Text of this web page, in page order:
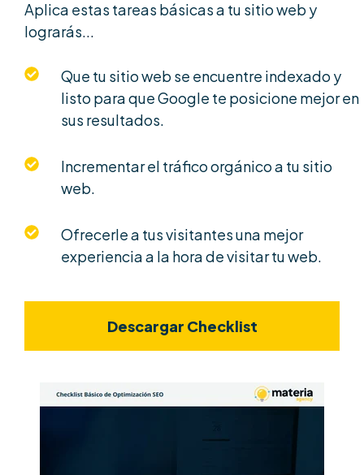
Aplica estas tareas básicas a tu sitio web y
lograrás...
Que tu sitio web se encuentre indexado y
listo para que Google te posicione mejor en
sus resultados.
Incrementar el tráfico orgánico a tu sitio
web.
Ofrecerle a tus visitantes una mejor
experiencia a la hora de visitar tu web.
Descargar Checklist